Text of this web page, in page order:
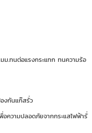
ม.ทนต่อแรงกระแทก ทนความร้อ
งกันแก๊สรั่ว
อความปลอดภัยจากกระแสไฟฟ้ารั่